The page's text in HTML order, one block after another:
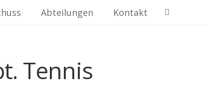
Abteilungen Kontakt
Tennis